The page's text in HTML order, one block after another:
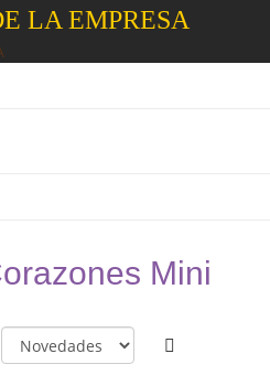
LA EMPRESA
Mini